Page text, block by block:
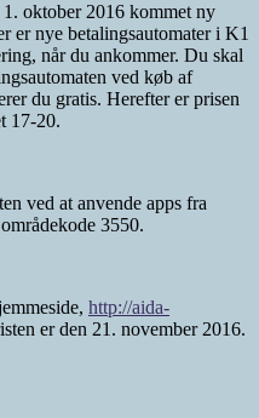
oktober 2016 kommet ny
er nye betalingsautomater i K1
når du ankommer. Du skal
ved køb af
du gratis. Herefter er prisen
17-20.
ved at anvende apps fra
3550.
http://aida-
er den 21. november 2016.